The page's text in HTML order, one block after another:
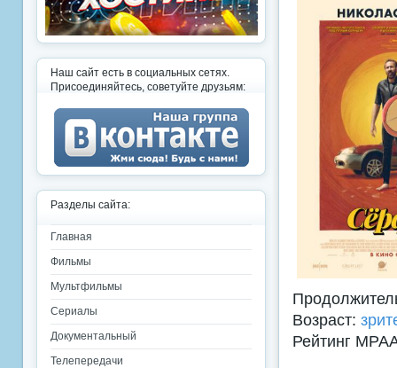
Возраст:
Рейтинг
Наш сайт есть в социальных сетях.
Присоединяйтесь, советуйте друзьям:
Разделы сайта:
Главная
Фильмы
Мультфильмы
Сериалы
Документальный
Телепередачи